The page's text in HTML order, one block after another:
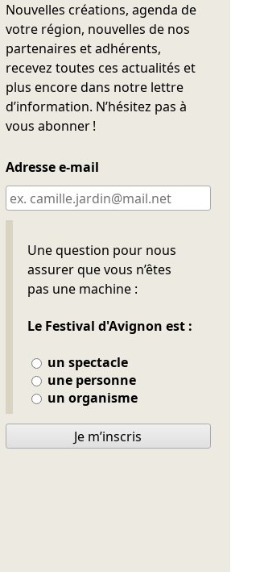
Nouvelles créations, agenda de
votre région, nouvelles de nos
partenaires et adhérents,
recevez toutes ces actualités et
plus encore dans notre lettre
d’information. N’hésitez pas à
vous abonner !
Adresse e-mail
Une question pour nous
assurer que vous n’êtes
pas une machine :
Le Festival d'Avignon est :
un spectacle
une personne
un organisme
Ne pas remplir
Je m’inscris